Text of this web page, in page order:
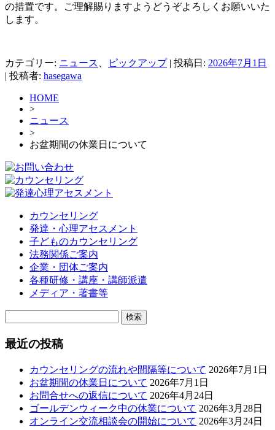
の措置です。ご理解賜りますようどうぞよろしくお願いいた
します。
カテゴリー: ニュース ピックアップ| 投稿日: 2026年7月1日
| 投稿者: hasegawa
HOME
>
ニュース
>
お盆期間の休業日について
カウンセリング
発達・心理アセスメント
子どものカウンセリング
法務関係ご案内
企業・団体ご案内
各種研修・講座・講師派遣
メディア・著書等
最近の投稿
カウンセリングの流れや間隔等について 2026年7月1日
お盆期間の休業日について 2026年7月1日
お問合せへの返信について 2026年4月24日
ゴールデンウィーク中の休業について 2026年3月28日
オンライン交流相談会の開始について 2026年3月24日